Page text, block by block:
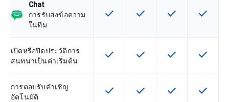
Chat
การรับส่งข้อความ
ในทีม
ฟีเจอร์นี้ใช้ได้กับ SKU
check ฟีเจอร์นี้ใช้ได้กับ SKU
check ฟีเจอร์นี้ใช้ได้กับ
check ฟีเจอร์นี้
check
เปิดหรือปิดประวัติการ
สนทนาเป็นค่าเริ่มต้น
ฟีเจอร์นี้ใช้ได้กับ SKU
check ฟีเจอร์นี้ใช้ได้กับ SKU
check ฟีเจอร์นี้ใช้ได้กับ
check ฟีเจอร์นี้
check
การตอบรับคำเชิญ
อัตโนมัติ
ฟีเจอร์นี้ใช้ได้กับ SKU
check ฟีเจอร์นี้ใช้ได้กับ SKU
check ฟีเจอร์นี้ใช้ได้กับ
check ฟีเจอร์นี้
check